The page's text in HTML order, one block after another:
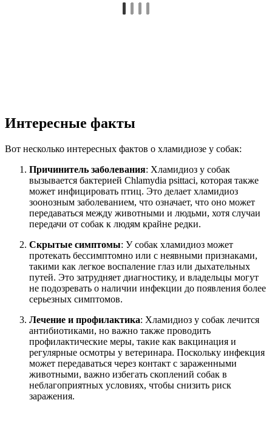
Интересные факты
Вот несколько интересных фактов о хламидиозе у собак:
Причинитель заболевания: Хламидиоз у собак
вызывается бактерией Chlamydia psittaci, которая также
может инфицировать птиц. Это делает хламидиоз
зоонозным заболеванием, что означает, что оно может
передаваться между животными и людьми, хотя случаи
передачи от собак к людям крайне редки.
Скрытые симптомы: У собак хламидиоз может
протекать бессимптомно или с неявными признаками,
такими как легкое воспаление глаз или дыхательных
путей. Это затрудняет диагностику, и владельцы могут
не подозревать о наличии инфекции до появления более
серьезных симптомов.
Лечение и профилактика: Хламидиоз у собак лечится
антибиотиками, но важно также проводить
профилактические меры, такие как вакцинация и
регулярные осмотры у ветеринара. Поскольку инфекция
может передаваться через контакт с зараженными
животными, важно избегать скоплений собак в
неблагоприятных условиях, чтобы снизить риск
заражения.